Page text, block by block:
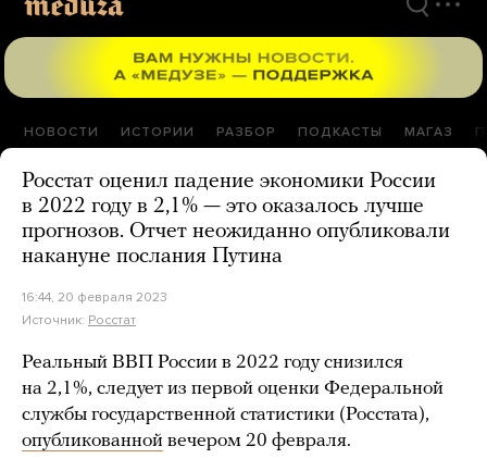
НОВОСТИ ИСТОРИИ РАЗБОР ПОДКАСТЫ МАГАЗ
Росстат оценил падение экономики России
в 2022 году в 2,1% — это оказалось лучше
прогнозов. Отчет неожиданно опубликовали
накануне послания Путина
16:44, 20 февраля 2023
Источник: Росстат
Реальный ВВП России в 2022 году снизился
на 2,1%, следует из первой оценки Федеральной
службы государственной статистики (Росстата),
опубликованной вечером 20 февраля.